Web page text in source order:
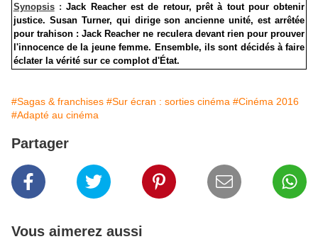
Synopsis: Jack Reacher est de retour, prêt à tout pour obtenir
justice. Susan Turner, qui dirige son ancienne unité, est arrêtée
pour trahison : Jack Reacher ne reculera devant rien pour prouver
l'innocence de la jeune femme. Ensemble, ils sont décidés à faire
éclater la vérité sur ce complot d'État.
#Sagas & franchises #Sur écran : sorties cinéma #Cinéma 2016
#Adapté au cinéma
Partager
Vous aimerez aussi